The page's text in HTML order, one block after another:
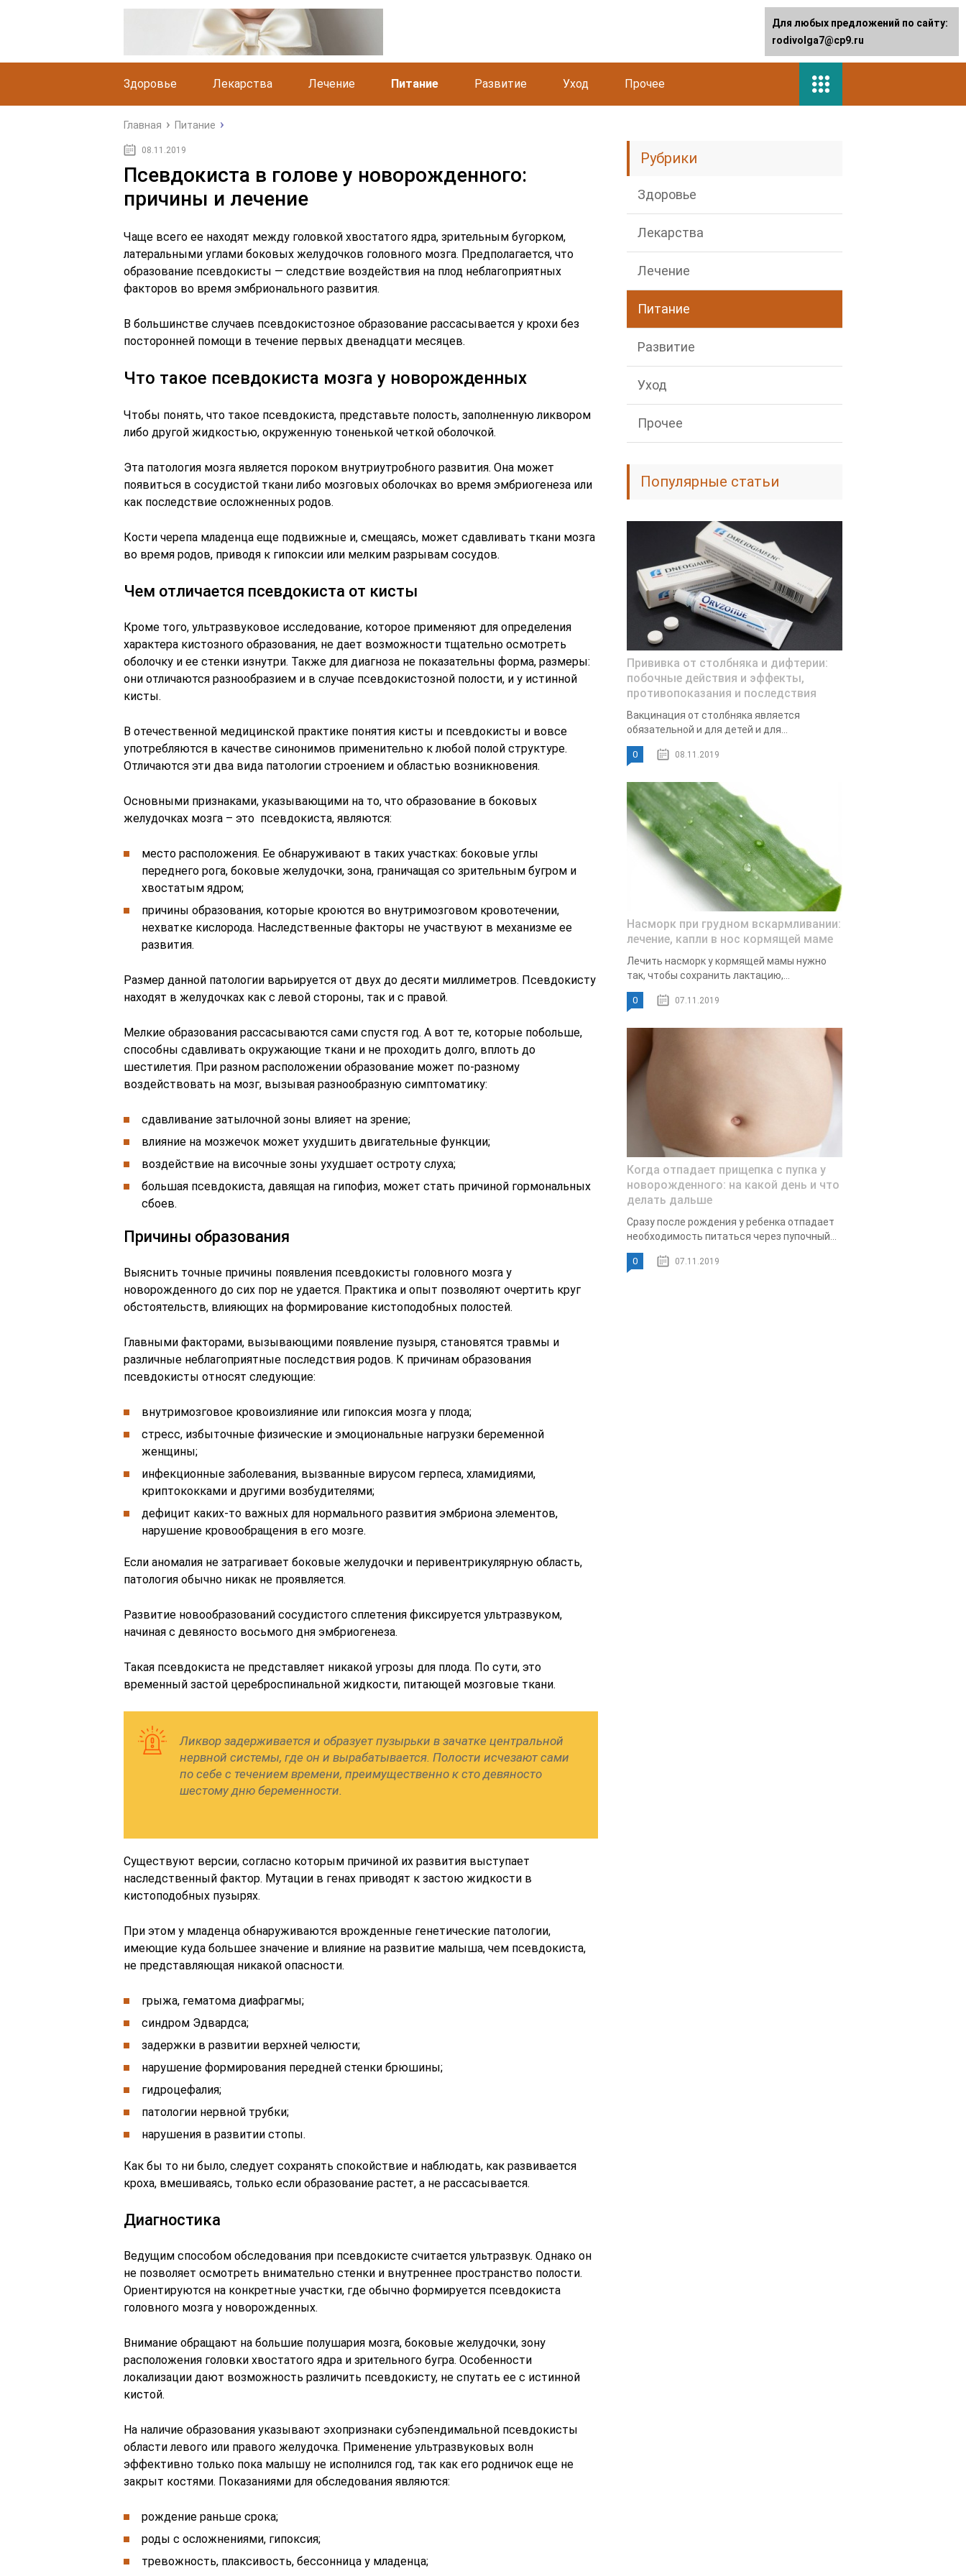
Здоровье Лекарства Лечение Питание Развитие Уход Прочее
Главная Питание
08.11.2019
Псевдокиста в голове у новорожденного:
причины и лечение
Чаще всего ее находят между головкой хвостатого ядра, зрительным бугорком,
латеральными углами боковых желудочков головного мозга. Предполагается, что
образование псевдокисты — следствие воздействия на плод неблагоприятных
факторов во время эмбрионального развития.
В большинстве случаев псевдокистозное образование рассасывается у крохи без
посторонней помощи в течение первых двенадцати месяцев.
Что такое псевдокиста мозга у новорожденных
Чтобы понять, что такое псевдокиста, представьте полость, заполненную ликвором
либо другой жидкостью, окруженную тоненькой четкой оболочкой.
Эта патология мозга является пороком внутриутробного развития. Она может
появиться в сосудистой ткани либо мозговых оболочках во время эмбриогенеза или
как последствие осложненных родов.
Кости черепа младенца еще подвижные и, смещаясь, может сдавливать ткани мозга
во время родов, приводя к гипоксии или мелким разрывам сосудов.
Чем отличается псевдокиста от кисты
Кроме того, ультразвуковое исследование, которое применяют для определения
характера кистозного образования, не дает возможности тщательно осмотреть
оболочку и ее стенки изнутри. Также для диагноза не показательны форма, размеры:
они отличаются разнообразием и в случае псевдокистозной полости, и у истинной
кисты.
В отечественной медицинской практике понятия кисты и псевдокисты и вовсе
употребляются в качестве синонимов применительно к любой полой структуре.
Отличаются эти два вида патологии строением и областью возникновения.
Основными признаками, указывающими на то, что образование в боковых
желудочках мозга – это псевдокиста, являются:
место расположения. Ее обнаруживают в таких участках: боковые углы
переднего рога, боковые желудочки, зона, граничащая со зрительным бугром и
хвостатым ядром;
причины образования, которые кроются во внутримозговом кровотечении,
нехватке кислорода. Наследственные факторы не участвуют в механизме ее
развития.
Размер данной патологии варьируется от двух до десяти миллиметров. Псевдокисту
находят в желудочках как с левой стороны, так и с правой.
Мелкие образования рассасываются сами спустя год. А вот те, которые побольше,
способны сдавливать окружающие ткани и не проходить долго, вплоть до
шестилетия. При разном расположении образование может по-разному
воздействовать на мозг, вызывая разнообразную симптоматику:
сдавливание затылочной зоны влияет на зрение;
влияние на мозжечок может ухудшить двигательные функции;
воздействие на височные зоны ухудшает остроту слуха;
большая псевдокиста, давящая на гипофиз, может стать причиной гормональных
сбоев.
Причины образования
Выяснить точные причины появления псевдокисты головного мозга у
новорожденного до сих пор не удается. Практика и опыт позволяют очертить круг
обстоятельств, влияющих на формирование кистоподобных полостей.
Главными факторами, вызывающими появление пузыря, становятся травмы и
различные неблагоприятные последствия родов. К причинам образования
псевдокисты относят следующие:
внутримозговое кровоизлияние или гипоксия мозга у плода;
стресс, избыточные физические и эмоциональные нагрузки беременной
женщины;
инфекционные заболевания, вызванные вирусом герпеса, хламидиями,
криптококками и другими возбудителями;
дефицит каких-то важных для нормального развития эмбриона элементов,
нарушение кровообращения в его мозге.
Если аномалия не затрагивает боковые желудочки и перивентрикулярную область,
патология обычно никак не проявляется.
Развитие новообразований сосудистого сплетения фиксируется ультразвуком,
начиная с девяносто восьмого дня эмбриогенеза.
Такая псевдокиста не представляет никакой угрозы для плода. По сути, это
временный застой цереброспинальной жидкости, питающей мозговые ткани.
Ликвор задерживается и образует пузырьки в зачатке центральной
нервной системы, где он и вырабатывается. Полости исчезают сами
по себе с течением времени, преимущественно к сто девяносто
шестому дню беременности.
Существуют версии, согласно которым причиной их развития выступает
наследственный фактор. Мутации в генах приводят к застою жидкости в
кистоподобных пузырях.
При этом у младенца обнаруживаются врожденные генетические патологии,
имеющие куда большее значение и влияние на развитие малыша, чем псевдокиста,
не представляющая никакой опасности.
грыжа, гематома диафрагмы;
синдром Эдвардса;
задержки в развитии верхней челюсти;
нарушение формирования передней стенки брюшины;
гидроцефалия;
патологии нервной трубки;
нарушения в развитии стопы.
Как бы то ни было, следует сохранять спокойствие и наблюдать, как развивается
кроха, вмешиваясь, только если образование растет, а не рассасывается.
Диагностика
Ведущим способом обследования при псевдокисте считается ультразвук. Однако он
не позволяет осмотреть внимательно стенки и внутреннее пространство полости.
Ориентируются на конкретные участки, где обычно формируется псевдокиста
головного мозга у новорожденных.
Внимание обращают на большие полушария мозга, боковые желудочки, зону
расположения головки хвостатого ядра и зрительного бугра. Особенности
локализации дают возможность различить псевдокисту, не спутать ее с истинной
кистой.
На наличие образования указывают эхопризнаки субэпендимальной псевдокисты
области левого или правого желудочка. Применение ультразвуковых волн
эффективно только пока малышу не исполнился год, так как его родничок еще не
закрыт костями. Показаниями для обследования являются:
рождение раньше срока;
роды с осложнениями, гипоксия;
тревожность, плаксивость, бессонница у младенца;
Рубрики
Здоровье
Лекарства
Лечение
Питание
Развитие
Уход
Прочее
Популярные статьи
Прививка от столбняка и дифтерии:
побочные действия и эффекты,
противопоказания и последствия
Вакцинация от столбняка является
обязательной и для детей и для...
0 08.11.2019
Насморк при грудном вскармливании:
лечение, капли в нос кормящей маме
Лечить насморк у кормящей мамы нужно
так, чтобы сохранить лактацию,...
0 07.11.2019
Когда отпадает прищепка с пупка у
новорожденного: на какой день и что
делать дальше
Сразу после рождения у ребенка отпадает
необходимость питаться через пупочный...
0 07.11.2019
Для любых предложений по сайту:
rodivolga7@cp9.ru